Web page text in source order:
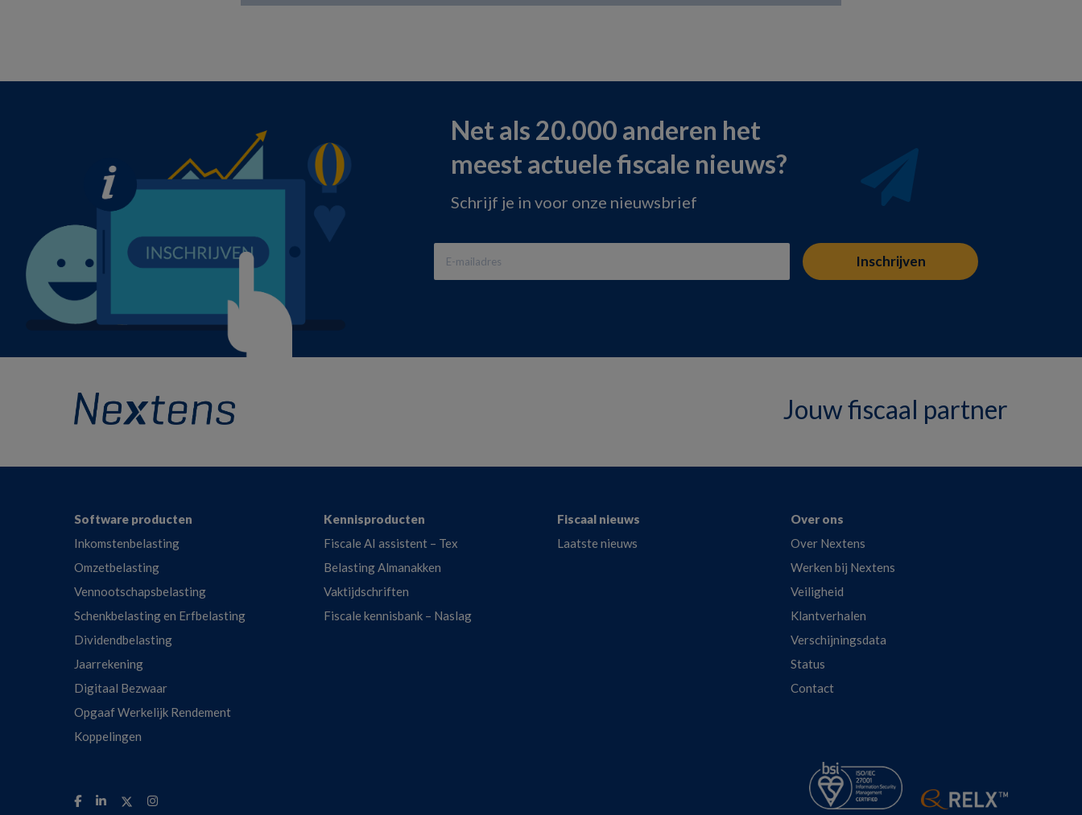
Net als 20.000 anderen het
meest actuele fiscale nieuws?
Schrijf je in voor onze nieuwsbrief
Jouw fiscaal partner
FooterSoftware producten
Inkomstenbelasting
Omzetbelasting
Vennootschapsbelasting
Schenkbelasting en Erfbelasting
Dividendbelasting
Jaarrekening
Digitaal Bezwaar
Opgaaf Werkelijk Rendement
Koppelingen
Kennisproducten
Fiscale AI assistent – Tex
Belasting Almanakken
Vaktijdschriften
Fiscale kennisbank – Naslag
Fiscaal nieuws
Laatste nieuws
Over ons
Over Nextens
Werken bij Nextens
Veiligheid
Klantverhalen
Verschijningsdata
Status
Contact